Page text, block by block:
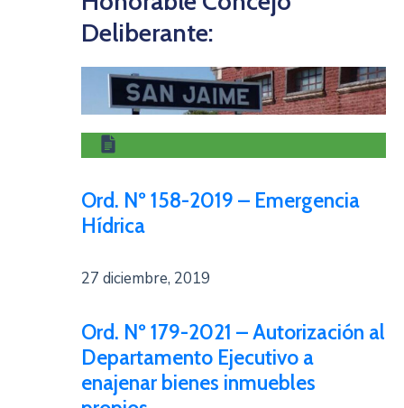
Deliberante:
Ord. Nº 158-2019 – Emergencia
Hídrica
27 diciembre, 2019
Ord. Nº 179-2021 – Autorización al
Departamento Ejecutivo a
enajenar bienes inmuebles